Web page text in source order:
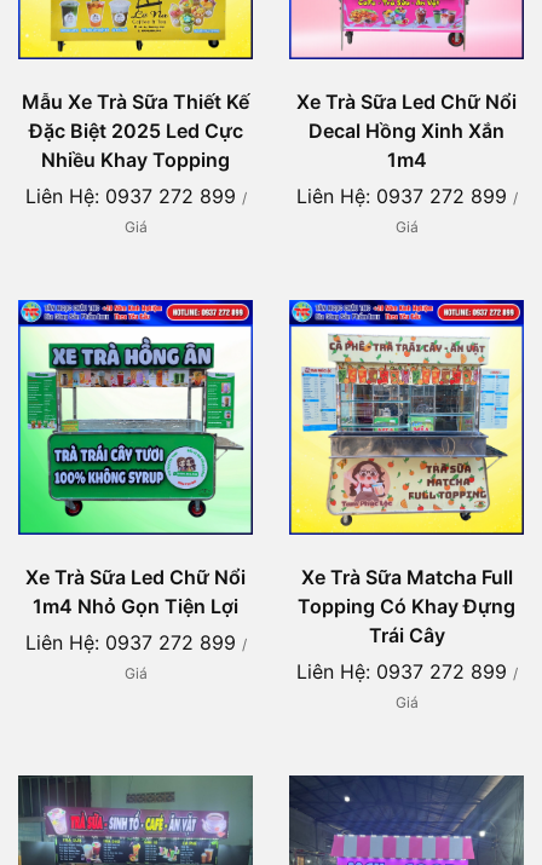
Mẫu Xe Trà Sữa Thiết Kế
Đặc Biệt 2025 Led Cực
Nhiều Khay Topping
Liên Hệ: 0937 272 899 /
Giá
Xe Trà Sữa Led Chữ Nổi
Decal Hồng Xinh Xắn
1m4
Liên Hệ: 0937 272 899 /
Giá
Xe Trà Sữa Led Chữ Nổi
1m4 Nhỏ Gọn Tiện Lợi
Liên Hệ: 0937 272 899 /
Giá
Xe Trà Sữa Matcha Full
Topping Có Khay Đựng
Trái Cây
Liên Hệ: 0937 272 899 /
Giá